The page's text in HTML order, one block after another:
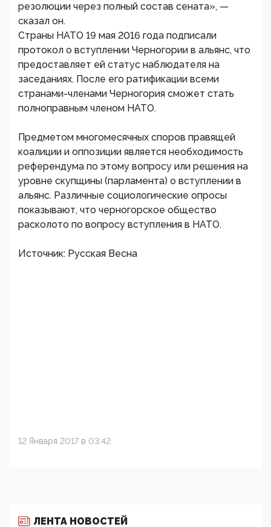
резолюции через полный состав сената», —
сказал он.
Страны НАТО 19 мая 2016 года подписали
протокол о вступлении Черногории в альянс, что
предоставляет ей статус наблюдателя на
заседаниях. После его ратификации всеми
странами-членами Черногория сможет стать
полноправным членом НАТО.
Предметом многомесячных споров правящей
коалиции и оппозиции является необходимость
референдума по этому вопросу или решения на
уровне скупщины (парламента) о вступлении в
альянс. Различные социологические опросы
показывают, что черногорское общество
расколото по вопросу вступления в НАТО.
Источник: Русская Весна
12 Января 2017 в 03:42
ЛЕНТА НОВОСТЕЙ